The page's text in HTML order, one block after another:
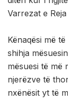
Varrezat e
Kënaqësi më
shihja
mësuesi të më
njerëzve të
nxënësit yt të